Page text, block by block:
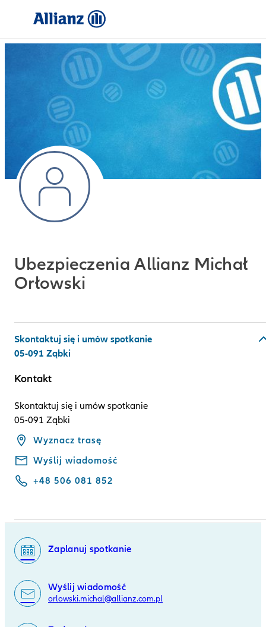
Ubezpieczenia Allianz Michał
Orłowski
Skontaktuj się i umów spotkanie
05-091 Ząbki
Kontakt
Skontaktuj się i umów spotkanie
05-091 Ząbki
Wyznacz trasę
Wyślij wiadomość
+48 506 081 852
Zaplanuj spotkanie
Wyślij wiadomość
orlowski.michal@allianz.com.pl